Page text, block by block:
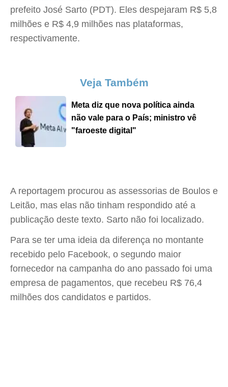
prefeito José Sarto (PDT). Eles despejaram R$ 5,8
milhões e R$ 4,9 milhões nas plataformas,
respectivamente.
Veja Também
Meta diz que nova política ainda
não vale para o País; ministro vê
"faroeste digital"
A reportagem procurou as assessorias de Boulos e
Leitão, mas elas não tinham respondido até a
publicação deste texto. Sarto não foi localizado.
Para se ter uma ideia da diferença no montante
recebido pelo Facebook, o segundo maior
fornecedor na campanha do ano passado foi uma
empresa de pagamentos, que recebeu R$ 76,4
milhões dos candidatos e partidos.